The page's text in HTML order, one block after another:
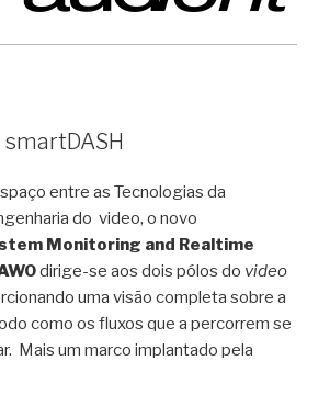
entre as Tecnologias da
do video, o novo
Monitoring and Realtime
dirige-se aos dois pólos do video
uma visão completa sobre a
como os fluxos que a percorrem se
Mais um marco implantado pela